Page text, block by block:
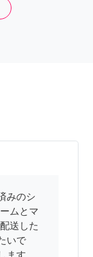
みのシ
ムとマ
送した
いで
ます。